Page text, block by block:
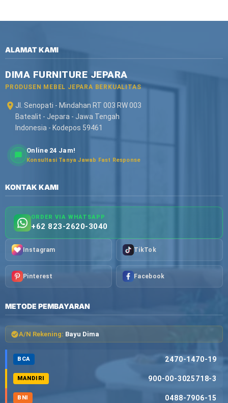
ALAMAT KAMI
DIMA FURNITURE JEPARA
PRODUSEN MEBEL JEPARA BERKUALITAS
Jl. Senopati - Mindahan RT 003 RW 003
Batealit - Jepara - Jawa Tengah
Indonesia - Kodepos 59461
Online 24 Jam!
Konsultasi Tanya Jawab Fast Response
KONTAK KAMI
ORDER VIA WHATSAPP
+62 823-2620-3040
Instagram TikTok
Pinterest Facebook
METODE PEMBAYARAN
A/N Rekening: Bayu Dima
BCA 2470-1470-19
MANDIRI 900-00-3025718-3
BNI 0488-7906-15